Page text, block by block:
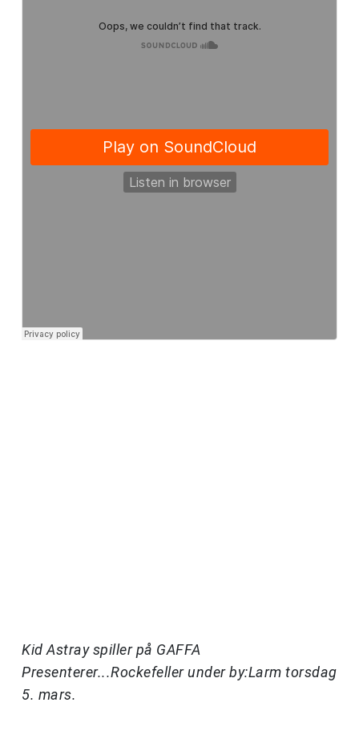
Kid Astray spiller på GAFFA
Presenterer...Rockefeller under by:Larm torsdag
5. mars.